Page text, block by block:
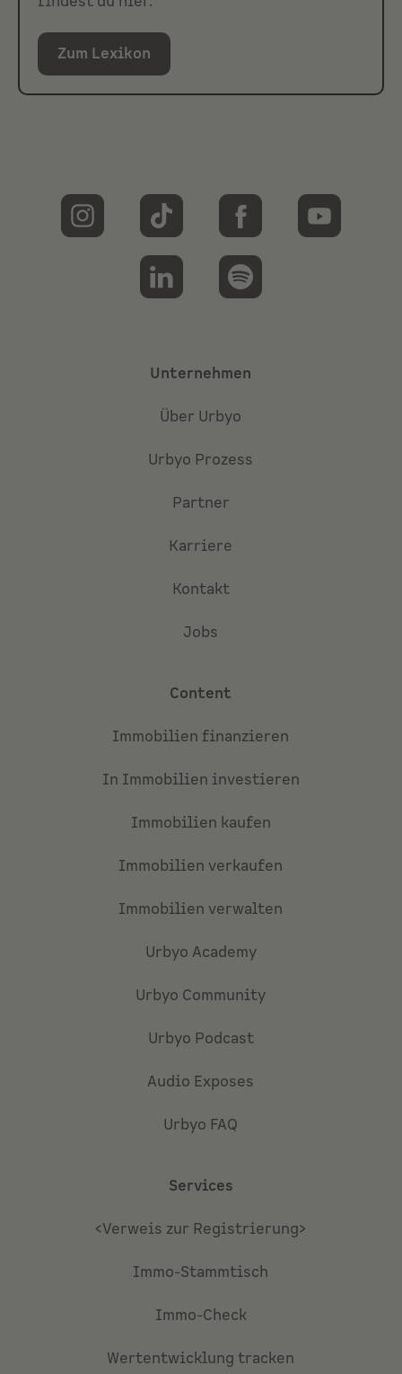
Zum Lexikon
Unternehmen
Über Urbyo
Urbyo Prozess
Partner
Karriere
Kontakt
Jobs
Content
Immobilien finanzieren
In Immobilien investieren
Immobilien kaufen
Immobilien verkaufen
Immobilien verwalten
Urbyo Academy
Urbyo Community
Urbyo Podcast
Audio Exposes
Urbyo FAQ
Services
<Verweis zur Registrierung>
Immo-Stammtisch
Immo-Check
Wertentwicklung tracken